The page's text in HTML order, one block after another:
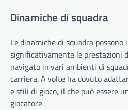
Dinamiche di squadra
Le dinamiche di squadra possono
significativamente le prestazioni
navigato in vari ambienti di
carriera. A volte ha dovuto
e stili di gioco, il che può essere
giocatore.